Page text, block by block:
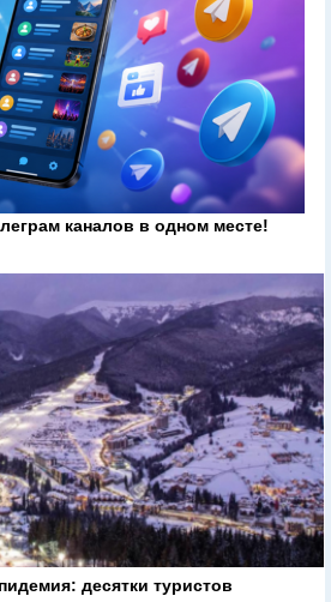
каналов в одном месте!
десятки туристов